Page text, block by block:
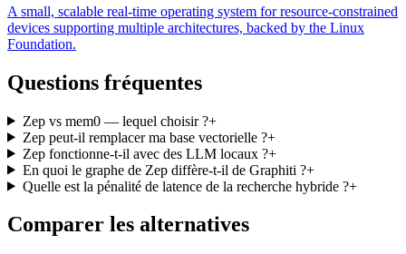
A small, scalable real-time operating system for resource-constrained
devices supporting multiple architectures, backed by the Linux
Foundation.
Questions fréquentes
Zep vs mem0 — lequel choisir ?+
Zep peut-il remplacer ma base vectorielle ?+
Zep fonctionne-t-il avec des LLM locaux ?+
En quoi le graphe de Zep diffère-t-il de Graphiti ?+
Quelle est la pénalité de latence de la recherche hybride ?+
Comparer les alternatives